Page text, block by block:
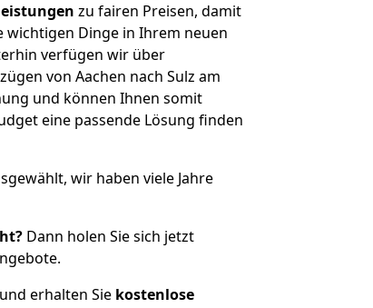
zu fairen Preisen, damit
wichtigen Dinge in Ihrem neuen
verfügen wir über
von Aachen nach Sulz am
und können Ihnen somit
eine passende Lösung finden
wir haben viele Jahre
Dann holen Sie sich jetzt
erhalten Sie kostenlose